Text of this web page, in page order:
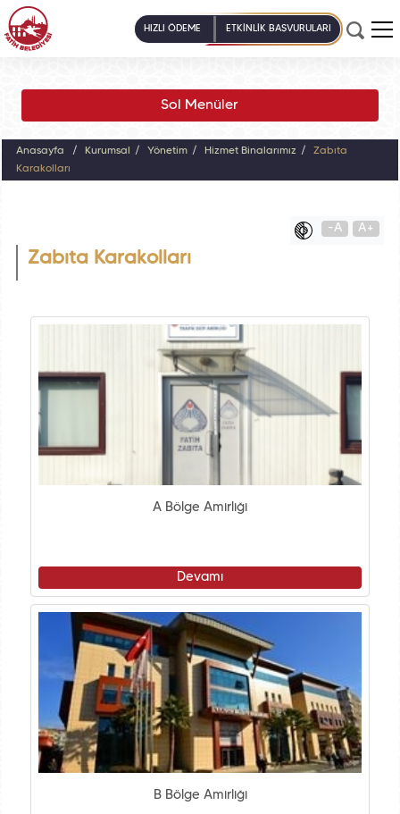
HIZLI ÖDEME ETKİNLİK BAŞVURULARI
Sol Menüler
Anasayfa Kurumsal Yönetim Hizmet Binalarımız
Zabıta
Karakolları
-A A+
Zabıta Karakolları
A Bölge Amirliği
Devamı
B Bölge Amirliği